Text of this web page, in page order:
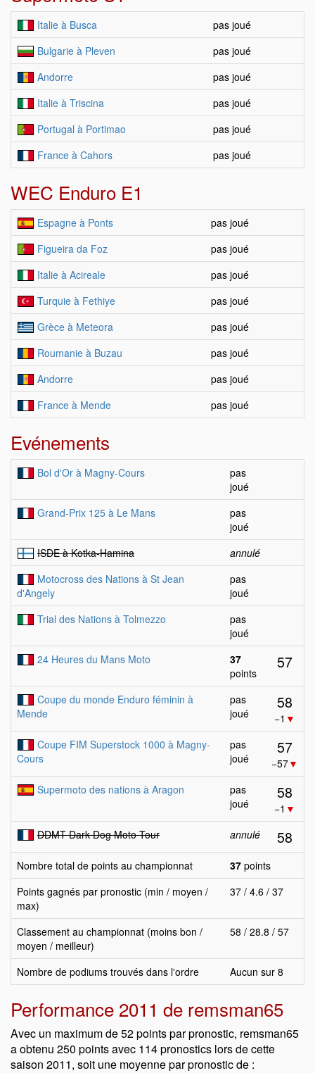
Italie à Busca
pas joué
Bulgarie à Pleven
pas joué
Andorre
pas joué
Italie à Triscina
pas joué
Portugal à Portimao
pas joué
France à Cahors
pas joué
WEC Enduro E1
Espagne à Ponts
pas joué
Figueira da Foz
pas joué
Italie à Acireale
pas joué
Turquie à Fethiye
pas joué
Grèce à Meteora
pas joué
Roumanie à Buzau
pas joué
Andorre
pas joué
France à Mende
pas joué
Evénements
Bol d'Or à Magny-Cours
pas
joué
Grand-Prix 125 à Le Mans
pas
joué
ISDE à Kotka-Hamina
annulé
Motocross des Nations à St Jean
d'Angely
pas
joué
Trial des Nations à Tolmezzo
pas
joué
24 Heures du Mans Moto
37
points
57
Coupe du monde Enduro féminin à
Mende
pas
joué
58
−1 ▼
Coupe FIM Superstock 1000 à Magny-
Cours
pas
joué
57
−57▼
Supermoto des nations à Aragon
pas
joué
58
−1 ▼
DDMT Dark Dog Moto Tour
annulé 58
Nombre total de points au championnat 37 points
Points gagnés par pronostic (min / moyen /
max)
37 / 4.6 / 37
Classement au championnat (moins bon /
moyen / meilleur)
58 / 28.8 / 57
Nombre de podiums trouvés dans l'ordre Aucun sur 8
Performance 2011 de remsman65
Avec un maximum de 52 points par pronostic, remsman65
a obtenu 250 points avec 114 pronostics lors de cette
saison 2011, soit une moyenne par pronostic de :